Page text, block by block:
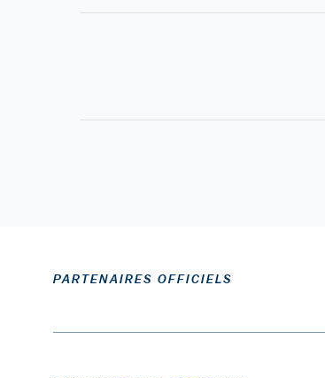
PARTENAIRES OFFICIELS